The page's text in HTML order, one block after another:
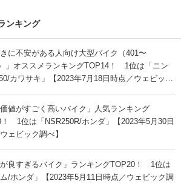
ンキング
きに不安がある人向け大型バイク（401〜
」オススメランキングTOP14！ 1位は「ニン
カワサキ」【2023年7月18日時点／ウェビック
価値がすごく高いバイク」人気ランキング
1位は「NSR250R/ホンダ」【2023年5月30日
ェビック調べ】
が良すぎるバイク」ランキングTOP20！ 1位は
ム/ホンダ」【2023年5月11日時点／ウェビック調